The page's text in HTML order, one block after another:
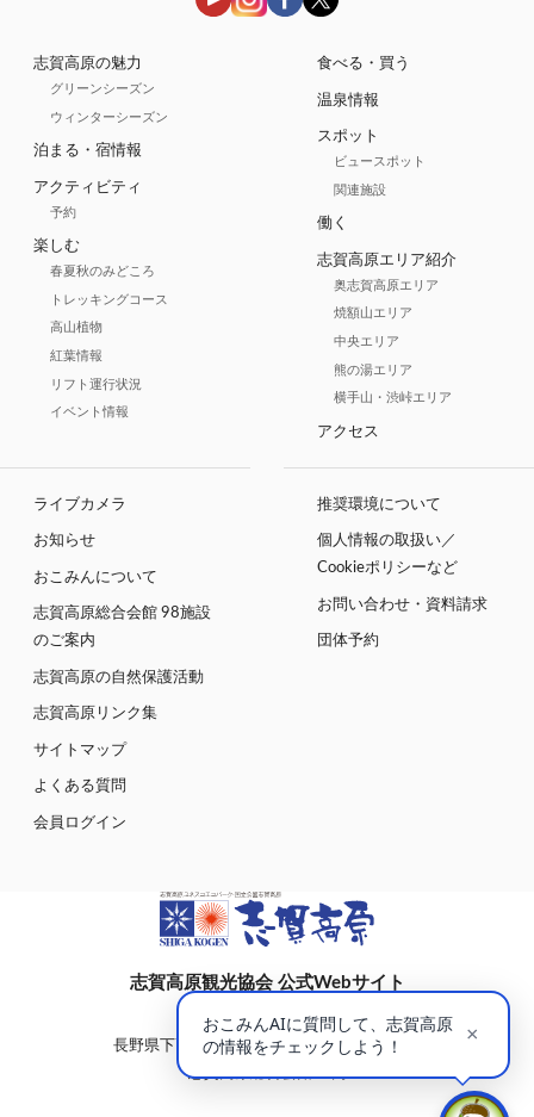
志賀高原の魅力
グリーンシーズン
ウィンターシーズン
泊まる・宿情報
アクティビティ
予約
楽しむ
春夏秋のみどころ
トレッキングコース
高山植物
紅葉情報
リフト運行状況
イベント情報
食べる・買う
温泉情報
スポット
ビュースポット
関連施設
働く
志賀高原エリア紹介
奥志賀高原エリア
焼額山エリア
中央エリア
熊の湯エリア
横手山・渋峠エリア
アクセス
ライブカメラ
お知らせ
おこみんについて
志賀高原総合会館 98施設
のご案内
志賀高原の自然保護活動
志賀高原リンク集
サイトマップ
よくある質問
会員ログイン
推奨環境について
個人情報の取扱い／
Cookieポリシーなど
お問い合わせ・資料請求
団体予約
志賀高原観光協会 公式Webサイト
〒381-0401
長野県下高井郡山ノ内町大字平穏7148(蓮池)
志賀高原総合会館98内